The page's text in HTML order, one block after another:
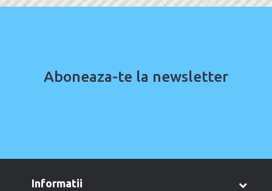
Aboneaza-te la newsletter
informatii